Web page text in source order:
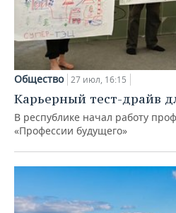
Общество 27 июл, 16:15
Карьерный тест-драйв
В республике начал работу
«Профессии будущего»